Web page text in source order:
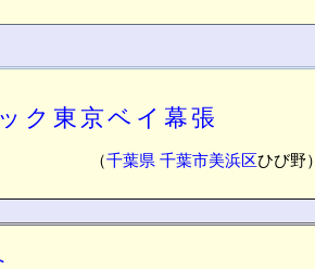
ク東京ベイ幕張
（千葉県 千葉市美浜区ひび野）